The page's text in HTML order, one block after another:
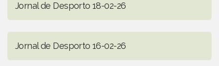
Jornal de Desporto 18-02-26
Jornal de Desporto 16-02-26